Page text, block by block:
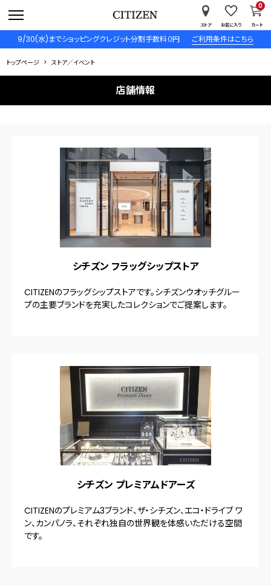
9/30(水)までショッピングクレジット分割手数料０円 ご利用条件はこちら
ストア お気に入り カート
0
トップページ ストア／イベント
店舗情報
シチズン フラッグシップストア
CITIZENのフラッグシップストアです。シチズンウオッチグルー
プの主要ブランドを充実したコレクションでご提案します。
シチズン プレミアムドアーズ
CITIZENのプレミアム3ブランド、ザ・シチズン、エコ・ドライブ ワ
ン、カンパノラ、それぞれ独自の世界観を体感いただける空間
です。